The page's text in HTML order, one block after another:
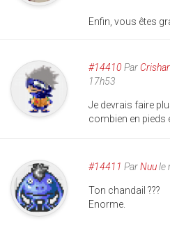
Enfin, vous êtes
#14410 Par
17h53
Je devrais faire
combien en pieds
#14411 ParNuule
Ton chandail ???
Enorme.